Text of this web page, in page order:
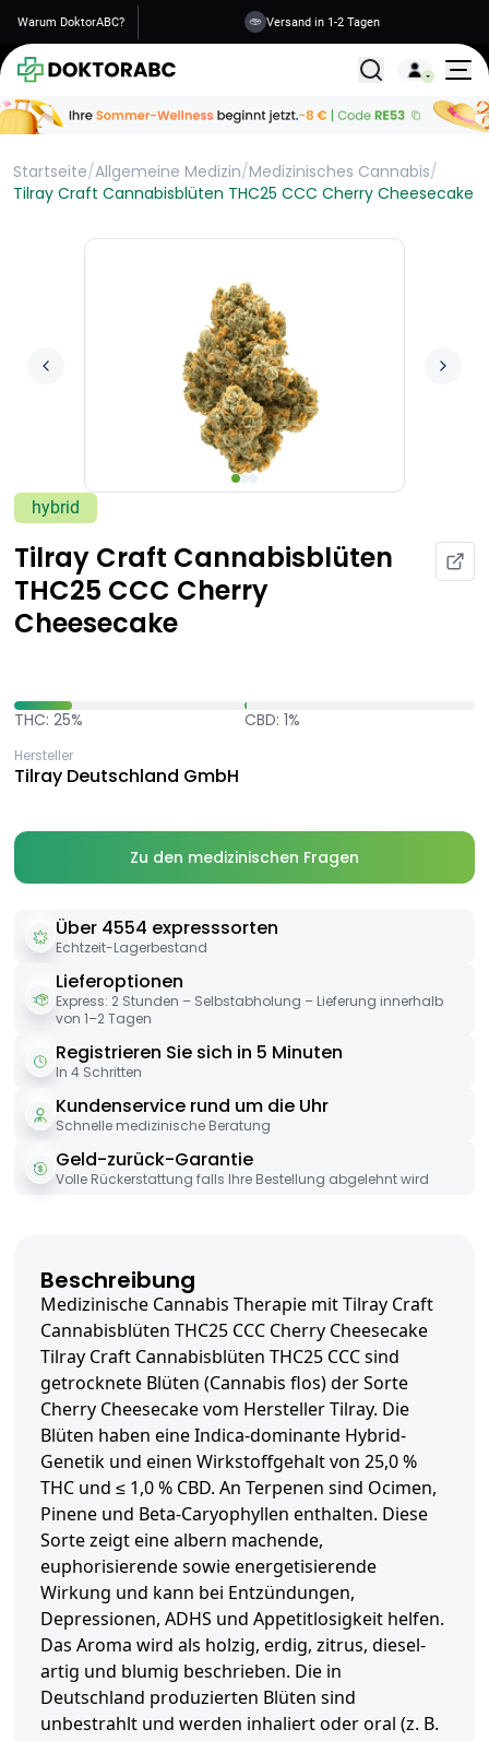
Warum DoktorABC? Versand in 1-2 Tagen
Alle
Startseite/Allgemeine Medizin/Medizinisches Cannabis/
Tilray Craft Cannabisblüten THC25 CCC Cherry Cheesecake
hybrid
Tilray Craft Cannabisblüten
THC25 CCC Cherry
Cheesecake
THC: 25% CBD: 1%
Hersteller
Tilray Deutschland GmbH
Zu den medizinischen Fragen
Über 4554 expresssorten
Echtzeit-Lagerbestand
Lieferoptionen
Express: 2 Stunden – Selbstabholung – Lieferung innerhalb
von 1–2 Tagen
Registrieren Sie sich in 5 Minuten
In 4 Schritten
Kundenservice rund um die Uhr
Schnelle medizinische Beratung
Geld-zurück-Garantie
Volle Rückerstattung falls Ihre Bestellung abgelehnt wird
Beschreibung
Medizinische Cannabis Therapie mit Tilray Craft
Cannabisblüten THC25 CCC Cherry Cheesecake
Tilray Craft Cannabisblüten THC25 CCC sind
getrocknete Blüten (Cannabis flos) der Sorte
Cherry Cheesecake vom Hersteller Tilray. Die
Blüten haben eine Indica-dominante Hybrid-
Genetik und einen Wirkstoffgehalt von 25,0 %
THC und ≤ 1,0 % CBD. An Terpenen sind Ocimen,
Pinene und Beta-Caryophyllen enthalten. Diese
Sorte zeigt eine albern machende,
euphorisierende sowie energetisierende
Wirkung und kann bei Entzündungen,
Depressionen, ADHS und Appetitlosigkeit helfen.
Das Aroma wird als holzig, erdig, zitrus, diesel-
artig und blumig beschrieben. Die in
Deutschland produzierten Blüten sind
unbestrahlt und werden inhaliert oder oral (z. B.